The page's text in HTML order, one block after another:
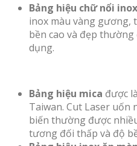
Bảng hiệu chữ nổi inox
inox màu vàng gương,
bền cao và đẹp
dụng.
Bảng hiệu mica được
Taiwan. Cut Laser uốn
biến thường được
tương đối thấp và độ